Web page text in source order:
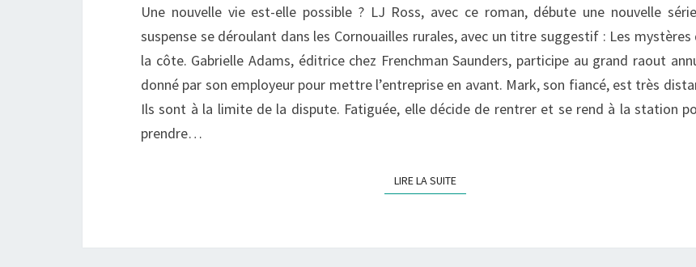
FALAISE
Une nouvelle vie est-elle possible ? LJ Ross, avec ce roman, débute une nouvelle
suspense se déroulant dans les Cornouailles rurales, avec un titre suggestif : Les mystères
la côte. Gabrielle Adams, éditrice chez Frenchman Saunders, participe au grand raout
donné par son employeur pour mettre l’entreprise en avant. Mark, son fiancé, est très
Ils sont à la limite de la dispute. Fatiguée, elle décide de rentrer et se rend à la station
prendre…
LIRE LA SUITELIRE LA SUITE